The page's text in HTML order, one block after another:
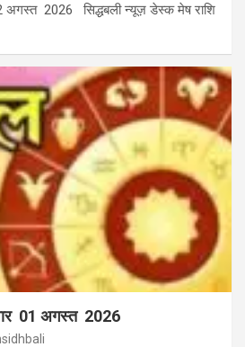
अगस्त 2026 सिद्धबली न्यूज़ डेस्क मेष राशि
01 अगस्त 2026